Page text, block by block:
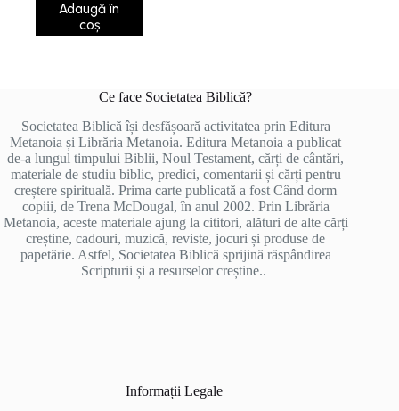
Adaugă în
coș
Ce face Societatea Biblică?
Societatea Biblică își desfășoară activitatea prin Editura
Metanoia și Librăria Metanoia. Editura Metanoia a publicat
de-a lungul timpului Biblii, Noul Testament, cărți de cântări,
materiale de studiu biblic, predici, comentarii și cărți pentru
creștere spirituală. Prima carte publicată a fost Când dorm
copiii, de Trena McDougal, în anul 2002. Prin Librăria
Metanoia, aceste materiale ajung la cititori, alături de alte cărți
creștine, cadouri, muzică, reviste, jocuri și produse de
papetărie. Astfel, Societatea Biblică sprijină răspândirea
Scripturii și a resurselor creștine..
Informații Legale